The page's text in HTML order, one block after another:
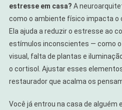
estresse em casa? A
como o ambiente físico impacta o
Ela ajuda a reduzir o estresse ao
estímulos inconscientes — como
visual, falta de plantas e
o cortisol. Ajustar esses
restaurador que acalma os
Você já entrou na casa de alguém